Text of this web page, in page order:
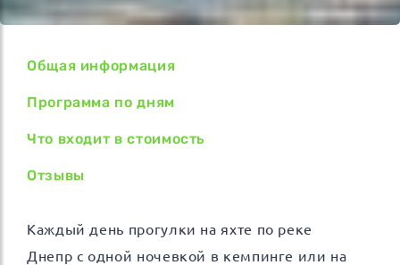
Общая информация
Программа по дням
Что входит в стоимость
Отзывы
Каждый день прогулки на яхте по реке
Днепр с одной ночевкой в кемпинге или на